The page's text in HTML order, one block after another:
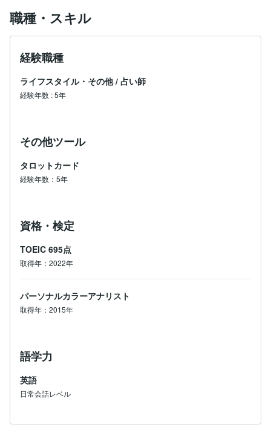
職種・スキル
経験職種
ライフスタイル・その他 / 占い師
経験年数 :5年
その他ツール
タロットカード
経験年数：5年
資格・検定
TOEIC 695点
取得年：2022年
パーソナルカラーアナリスト
取得年：2015年
語学力
英語
日常会話レベル